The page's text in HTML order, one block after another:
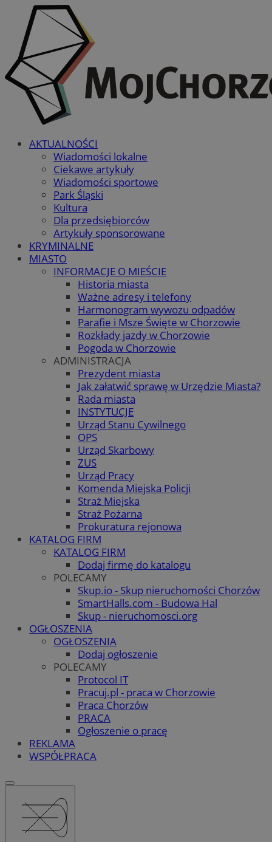
AKTUALNOŚCI
Wiadomości lokalne
Ciekawe artykuły
Wiadomości sportowe
Park Śląski
Kultura
Dla przedsiębiorców
Artykuły sponsorowane
KRYMINALNE
MIASTO
INFORMACJE O MIEŚCIE
Historia miasta
Ważne adresy i telefony
Harmonogram wywozu odpadów
Parafie i Msze Święte w Chorzowie
Rozkłady jazdy w Chorzowie
Pogoda w Chorzowie
ADMINISTRACJA
Prezydent miasta
Jak załatwić sprawę w Urzędzie Miasta?
Rada miasta
INSTYTUCJE
Urząd Stanu Cywilnego
OPS
Urząd Skarbowy
ZUS
Urząd Pracy
Komenda Miejska Policji
Straż Miejska
Straż Pożarna
Prokuratura rejonowa
KATALOG FIRM
KATALOG FIRM
Dodaj firmę do katalogu
POLECAMY
Skup.io - Skup nieruchomości Chorzów
SmartHalls.com - Budowa Hal
Skup - nieruchomosci.org
OGŁOSZENIA
OGŁOSZENIA
Dodaj ogłoszenie
POLECAMY
Protocol IT
Pracuj.pl - praca w Chorzowie
Praca Chorzów
PRACA
Ogłoszenie o pracę
REKLAMA
WSPÓŁPRACA